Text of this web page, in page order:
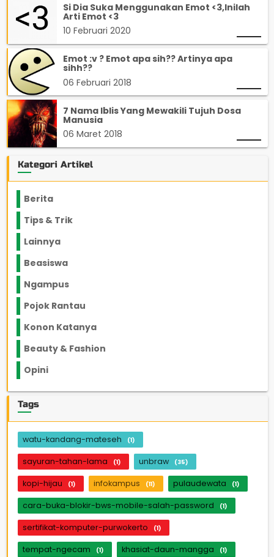
Si Dia Suka Menggunakan Emot <3,Inilah
Arti Emot <3
10 Februari 2020
Emot :v ? Emot apa sih?? Artinya apa
sihh??
06 Februari 2018
7 Nama Iblis Yang Mewakili Tujuh Dosa
Manusia
06 Maret 2018
Kategori Artikel
Berita
Tips & Trik
Lainnya
Beasiswa
Ngampus
Pojok Rantau
Konon Katanya
Beauty & Fashion
Opini
Tags
watu-kandang-mateseh (1)
sayuran-tahan-lama (1) unbraw (35)
kopi-hijau (1) infokampus (11) pulaudewata (1)
cara-buka-blokir-bws-mobile-salah-password (1)
sertifikat-komputer-purwokerto (1)
tempat-ngecam (1) khasiat-daun-mangga (1)